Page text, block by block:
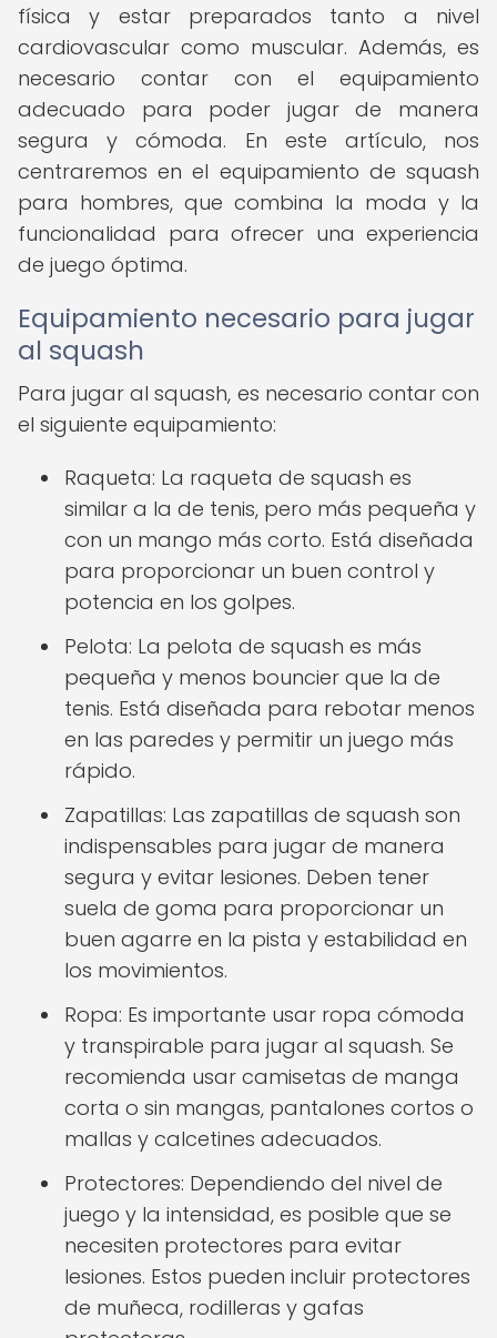
física y estar preparados tanto a nivel
cardiovascular como muscular. Además, es
necesario contar con el equipamiento
adecuado para poder jugar de manera
segura y cómoda. En este artículo, nos
centraremos en el equipamiento de squash
para hombres, que combina la moda y la
funcionalidad para ofrecer una experiencia
de juego óptima.
Equipamiento necesario para jugar
al squash
Para jugar al squash, es necesario contar con
el siguiente equipamiento:
Raqueta: La raqueta de squash es
similar a la de tenis, pero más pequeña y
con un mango más corto. Está diseñada
para proporcionar un buen control y
potencia en los golpes.
Pelota: La pelota de squash es más
pequeña y menos bouncier que la de
tenis. Está diseñada para rebotar menos
en las paredes y permitir un juego más
rápido.
Zapatillas: Las zapatillas de squash son
indispensables para jugar de manera
segura y evitar lesiones. Deben tener
suela de goma para proporcionar un
buen agarre en la pista y estabilidad en
los movimientos.
Ropa: Es importante usar ropa cómoda
y transpirable para jugar al squash. Se
recomienda usar camisetas de manga
corta o sin mangas, pantalones cortos o
mallas y calcetines adecuados.
Protectores: Dependiendo del nivel de
juego y la intensidad, es posible que se
necesiten protectores para evitar
lesiones. Estos pueden incluir protectores
de muñeca, rodilleras y gafas